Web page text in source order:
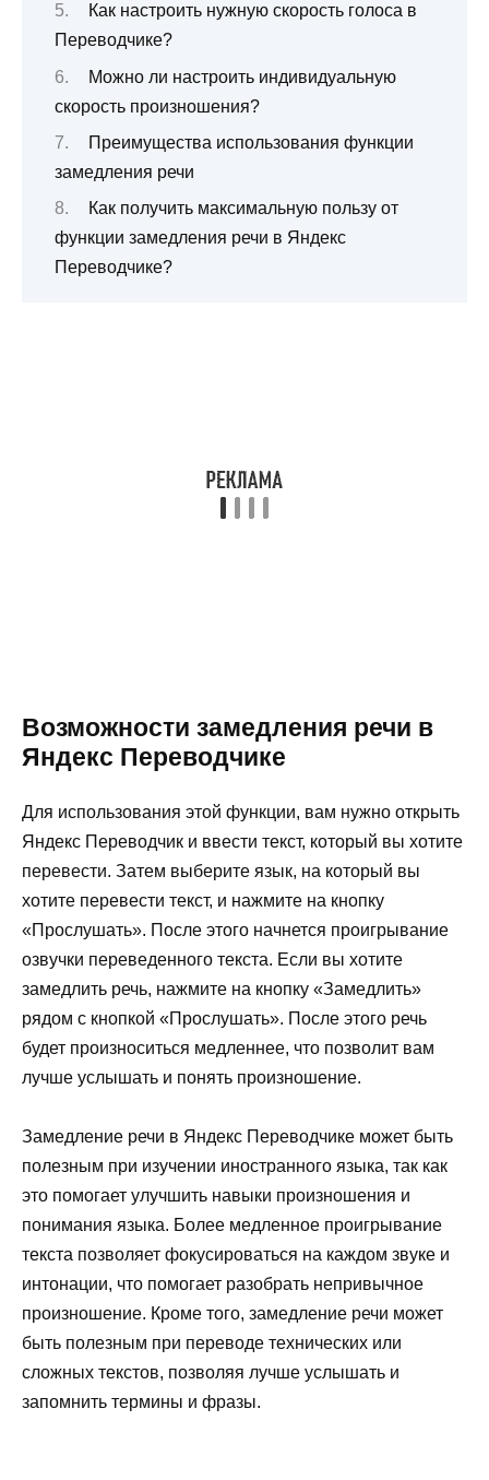
Как настроить нужную скорость голоса в
Переводчике?
Можно ли настроить индивидуальную
скорость произношения?
Преимущества использования функции
замедления речи
Как получить максимальную пользу от
функции замедления речи в Яндекс
Переводчике?
Возможности замедления речи в
Яндекс Переводчике
Для использования этой функции, вам нужно открыть
Яндекс Переводчик и ввести текст, который вы хотите
перевести. Затем выберите язык, на который вы
хотите перевести текст, и нажмите на кнопку
«Прослушать». После этого начнется проигрывание
озвучки переведенного текста. Если вы хотите
замедлить речь, нажмите на кнопку «Замедлить»
рядом с кнопкой «Прослушать». После этого речь
будет произноситься медленнее, что позволит вам
лучше услышать и понять произношение.
Замедление речи в Яндекс Переводчике может быть
полезным при изучении иностранного языка, так как
это помогает улучшить навыки произношения и
понимания языка. Более медленное проигрывание
текста позволяет фокусироваться на каждом звуке и
интонации, что помогает разобрать непривычное
произношение. Кроме того, замедление речи может
быть полезным при переводе технических или
сложных текстов, позволяя лучше услышать и
запомнить термины и фразы.